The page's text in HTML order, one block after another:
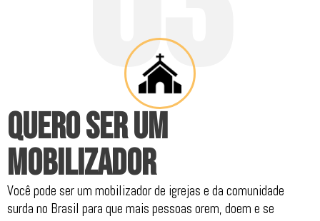
QUERO SER UM
MOBILIZADOR
Você pode ser um mobilizador de igrejas e da comunidade
surda no Brasil para que mais pessoas orem, doem e se